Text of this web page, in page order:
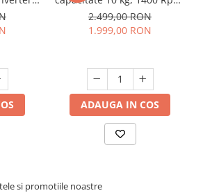
Rpm,
color,
15 programe, clasa A,
panou touch, motor
inverter, Argintiu, HEINNER
2.499,00 RON
1.999,00 RON
ADAUGA IN COS
si promotiile noastre